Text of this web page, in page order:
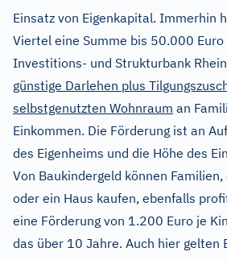
Einsatz von Eigenkapital. Immerhin
Viertel eine Summe bis 50.000 Euro
Investitions- und Strukturbank
günstige Darlehen plus
selbstgenutzten Wohnraum an
Einkommen. Die Förderung ist an
des Eigenheims und die Höhe des
Von Baukindergeld können
oder ein Haus kaufen, ebenfalls
eine Förderung von 1.200 Euro je
das über 10 Jahre. Auch hier gelten